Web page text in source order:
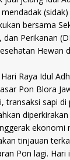
bersama
dan Perikanan
Hewan
Raya Idul
Pon Blora
transaksi sapi di
ekonomi
tinjauan
Pon lagi.